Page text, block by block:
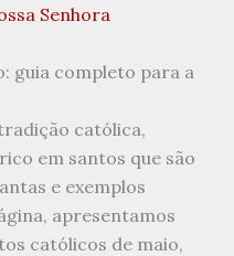
Senhora
guia completo para a
católica,
em santos que são
e exemplos
apresentamos
católicos de maio,